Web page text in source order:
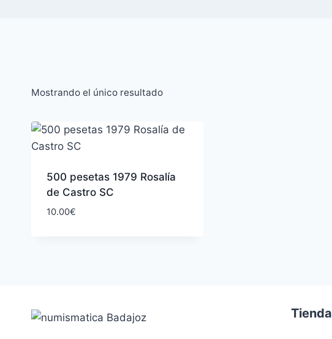
Mostrando el único resultado
500 pesetas 1979 Rosalía
de Castro SC
10.00€
Tienda